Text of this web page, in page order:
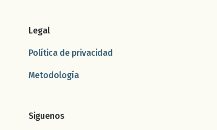
Legal
Política de privacidad
Metodología
Siguenos